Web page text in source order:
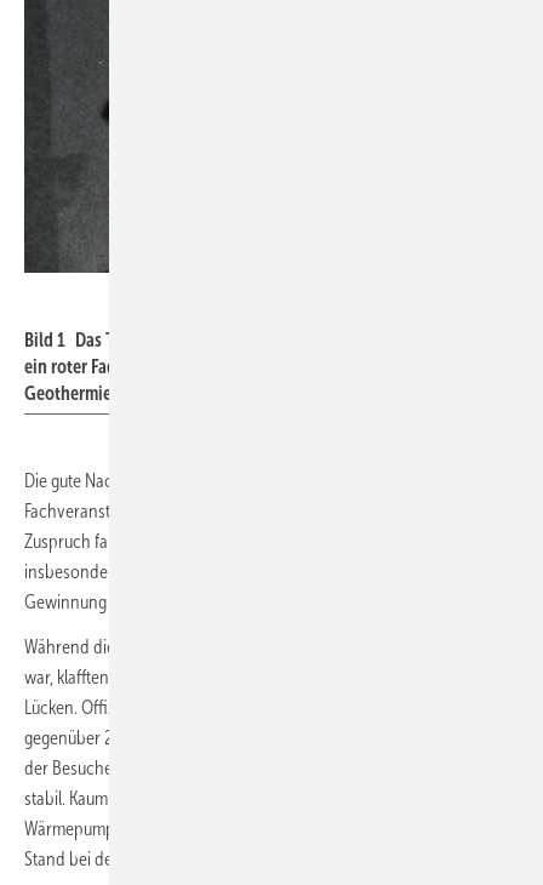
Bild 1 Das Thema Qualitätssicherung am Bohrloch zieht sich wie
ein roter Faden durch die Historie der oberflächennahen
Geothermie, hier ein Foto von der GeoTherm 2016.
Die gute Nachricht zuerst: Das Interesse der Besucher an der
Fachveranstaltung GeoTherm ist ungebrochen. Besonders hohen
Zuspruch fanden die Vorträge über Tiefengeothermie und hier
insbesondere das Thema Tiefengeothermie bei gleichzeitiger
Gewinnung von Lithium im Oberrheingraben.
Während die Halle für Tiefengeothermie von Ausstellern gut gebucht
war, klafften in der Halle für oberflächennahe Geothermie große
Lücken. Offiziell waren in diesem Jahr nur 153 Aussteller präsent
gegenüber 200 vor zwei Jahren. Mit 3537 Besuchern blieb die Anzahl
der Besucher gegenüber der letzten Veranstaltung (3600) jedoch
stabil. Kaum vertreten in Offenburg waren die Hersteller von
Wärmepumpen. Schwer nachvollziehbar ist, warum sich der Nibe-
Stand bei der Tiefengeothermie ansiedelte.